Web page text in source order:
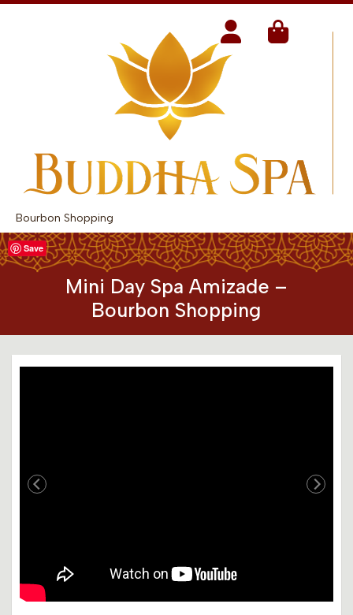
Bourbon Shopping
Mini Day Spa Amizade –
Bourbon Shopping
Save